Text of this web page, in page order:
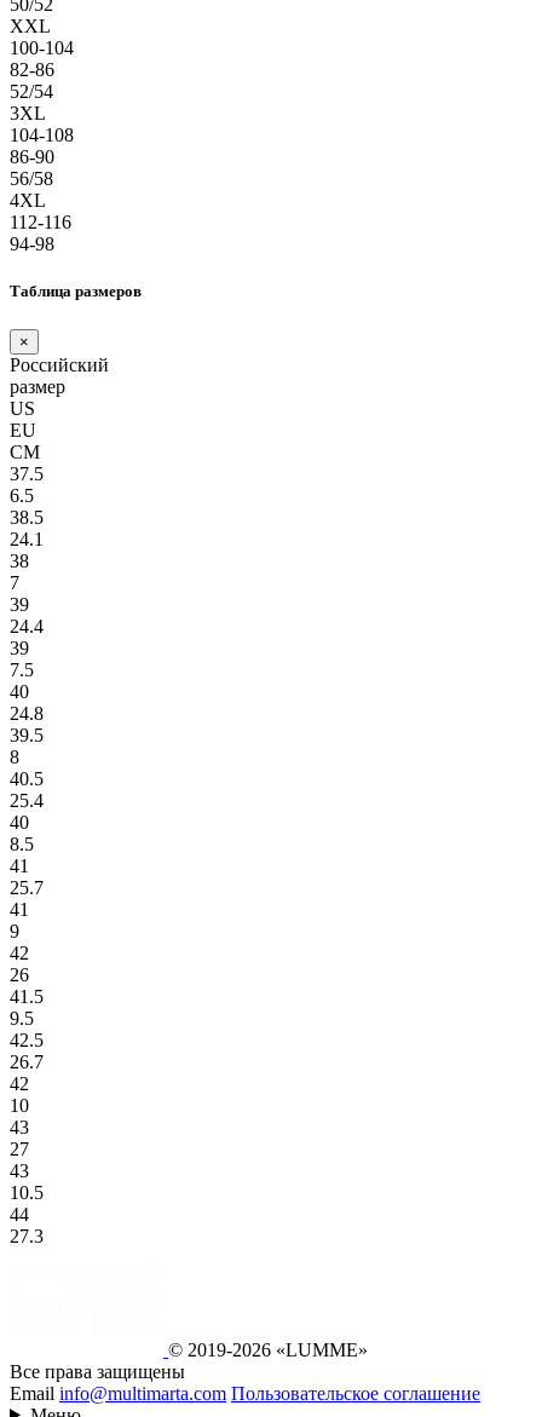
50/52
XXL
100-104
82-86
52/54
3XL
104-108
86-90
56/58
4XL
112-116
94-98
Таблица размеров
×
Российский
размер
US
EU
СМ
37.5
6.5
38.5
24.1
38
7
39
24.4
39
7.5
40
24.8
39.5
8
40.5
25.4
40
8.5
41
25.7
41
9
42
26
41.5
9.5
42.5
26.7
42
10
43
27
43
10.5
44
27.3
© 2019-2026 «LUMME»
Все права защищены
Email info@multimarta.com Пользовательское соглашение